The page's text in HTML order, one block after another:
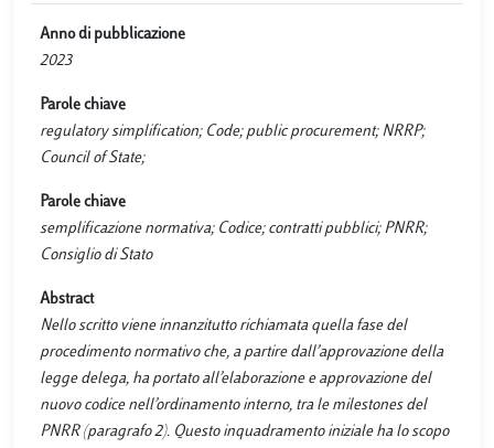
Anno di pubblicazione
2023
Parole chiave
regulatory simplification; Code; public procurement; NRRP;
Council of State;
Parole chiave
semplificazione normativa; Codice; contratti pubblici; PNRR;
Consiglio di Stato
Abstract
Nello scritto viene innanzitutto richiamata quella fase del
procedimento normativo che, a partire dall’approvazione della
legge delega, ha portato all’elaborazione e approvazione del
nuovo codice nell’ordinamento interno, tra le milestones del
PNRR (paragrafo 2). Questo inquadramento iniziale ha lo scopo